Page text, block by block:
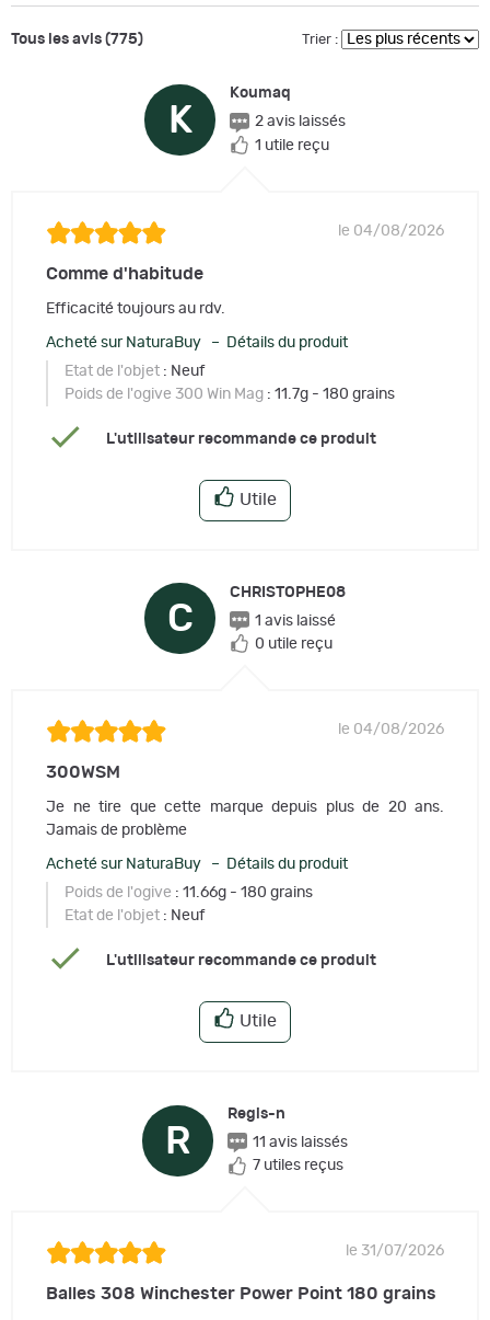
Tous les avis (775) Trier :
K
Koumaq
2 avis laissés
1 utile reçu
le 04/08/2026
Comme d'habitude
Efficacité toujours au rdv.
Acheté sur NaturaBuy – Détails du produit
Etat de l'objet : Neuf
Poids de l'ogive 300 Win Mag : 11.7g - 180 grains
L'utilisateur recommande ce produit
Utile
C
CHRISTOPHE08
1 avis laissé
0 utile reçu
le 04/08/2026
300WSM
Je ne tire que cette marque depuis plus de 20 ans.
Jamais de problème
Acheté sur NaturaBuy – Détails du produit
Poids de l'ogive : 11.66g - 180 grains
Etat de l'objet : Neuf
L'utilisateur recommande ce produit
Utile
R
Regis-n
11 avis laissés
7 utiles reçus
le 31/07/2026
Balles 308 Winchester Power Point 180 grains